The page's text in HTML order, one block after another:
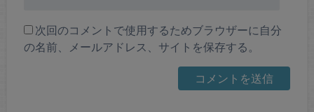
次回のコメントで使用するためブラウザーに自分
の名前、メールアドレス、サイトを保存する。